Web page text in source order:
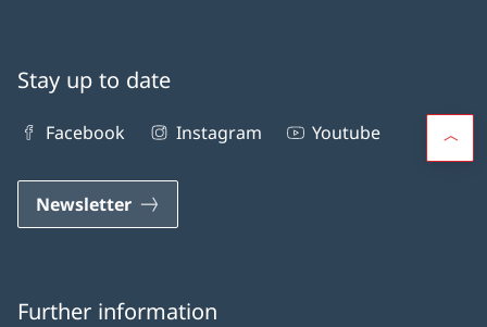
Stay up to date
Facebook Instagram Youtube
Newsletter
Further information